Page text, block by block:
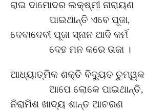
ରାଇ ଦାମୋଦର ଲକ୍ଷ୍ମୀ ନାରାୟଣ
ପାଇଥାନ୍ତି ଏବେ ପୂଜା,
ଦେବାଦେବୀ ପୂଜା ସ୍ନାନ ଆଦି କର୍ମ
ଦେହ ମନ କରେ ତାଜା ।
ଆଧ୍ୟାତ୍ମିକ ଶକ୍ତି ବିଦ୍ୟୁତ ଚୁମ୍ୱକ
ଆପେ ଲୋକେ ପାଇଥାନ୍ତି,
ନିରାମିଶ ଖାଦ୍ୟ ଶାନ୍ତ ଆଚରଣ